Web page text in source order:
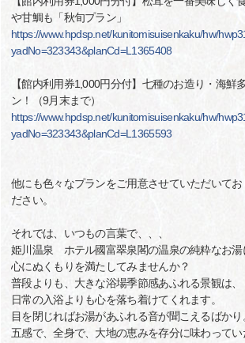
や甘鯛も「秋旬プラン」
https://www.hpdsp.net/kunitomisuisenkaku/hw/
yadNo=323343&planCd=L1365408
【館内利用券1,000円分付】七種のお造り・海鮮
ン！（9月末まで）
https://www.hpdsp.net/kunitomisuisenkaku/hw/
yadNo=323343&planCd=L1365593
他にも色々なプランをご用意させていただいてお
ださい。
それでは、いつもの言葉で、、、
姫川温泉 ホテル國富翠泉閣の温泉の純粋なお湯
心にぬくもりを満たしてみませんか？
普段よりも、大きな浴場季節感あふれる景観は、
日常の入浴よりも心を落ち着けてくれます。
目を閉じればお湯があふれる音が聞こえるばかり
五感で、全身で、大地の恵みを存分に味わって